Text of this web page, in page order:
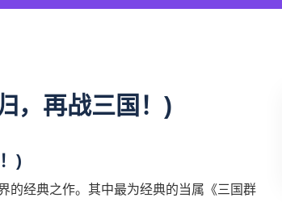
，再战三国！)
)
的经典之作。其中最为经典的当属《三国群